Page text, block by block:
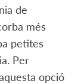
de
més
petites
Per
opció